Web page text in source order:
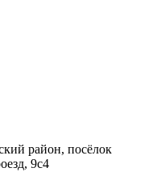
район, посёлок
9с4